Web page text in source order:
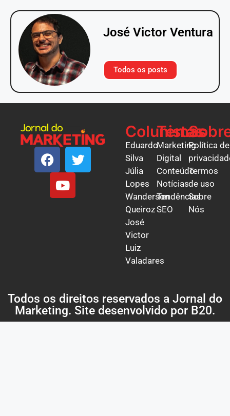
José Victor Ventura
Todos os posts
Colunistas
Eduardo
Silva
Júlia
Lopes
Wanderson
Queiroz
José
Victor
Luiz
Valadares
Temas
Marketing
Digital
Conteúdo
Notícias
Tendências
SEO
Política de
Termos
de uso
Sobre
Nós
Todos os direitos reservados a Jornal do
Marketing. Site desenvolvido por B20.